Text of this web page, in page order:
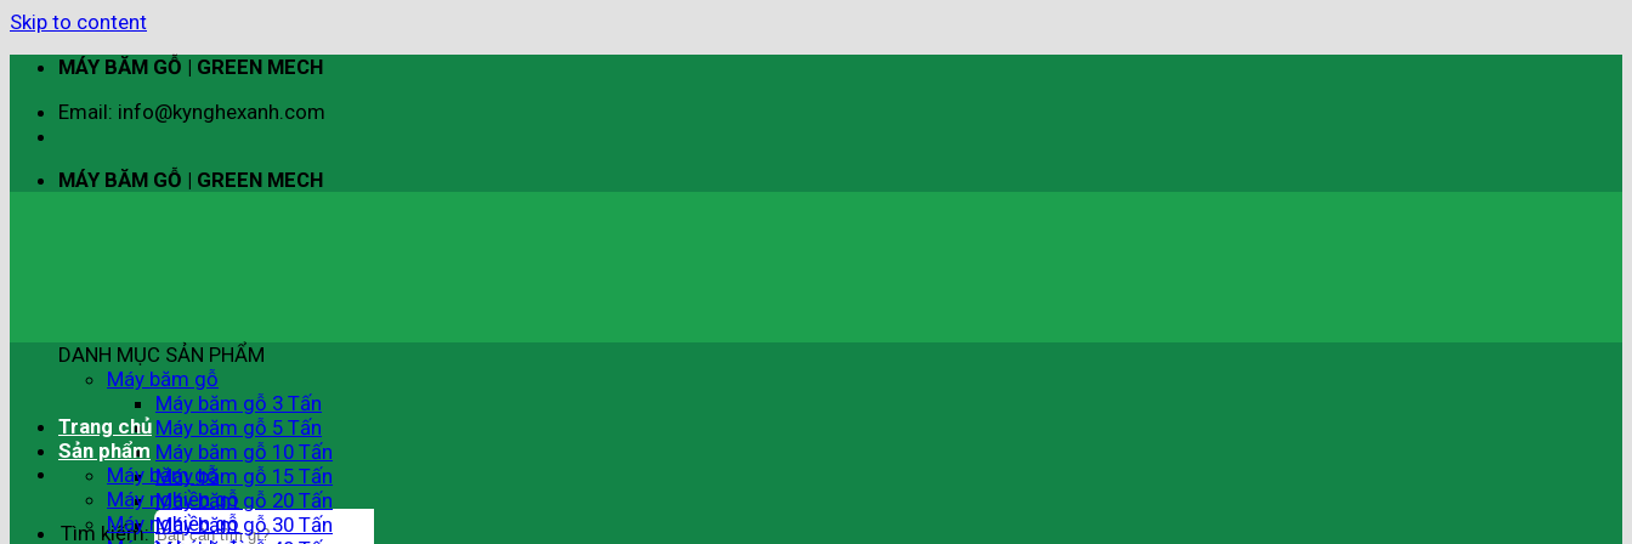
Skip to content
MÁY BĂM GỖ | GREEN MECH
Email: info@kynghexanh.com
MÁY BĂM GỖ | GREEN MECH
Tìm kiếm:
DANH MỤC SẢN PHẨM
Máy băm gỗ
Máy băm gỗ 3 Tấn
Máy băm gỗ 5 Tấn
Máy băm gỗ 10 Tấn
Máy băm gỗ 15 Tấn
Máy băm gỗ 20 Tấn
Máy băm gỗ 30 Tấn
Trang chủ
Sản phẩm
Máy băm gỗ
Máy nghiền gỗ
Máy nghiền gỗ